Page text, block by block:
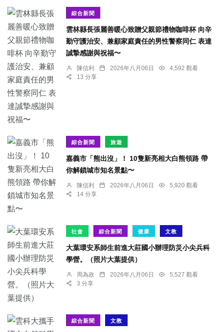
綜合新聞
雲林縣長張麗善暖心致贈父親節禮物咖啡杯 向辛
勤守護治安、兼顧家庭責任的男性警察同仁 表達
誠摯感謝與祝福〜
陳信利 2026年八月06日
4,592 觀看
13 分享
綜合新聞 旅遊
嘉義市「熊出沒」！ 10隻新亮相大白熊領路 帶
你解鎖城市知名景點〜
陳信利 2026年八月06日
5,920 觀看
14 分享
社會 綜合新聞 健康 文教
大葉環安系師生前進大莊國小辦理防災小尖兵科
學營。（照片大葉提供）
周為政 2026年八月06日
5,527 觀看
3 分享
綜合新聞 文教